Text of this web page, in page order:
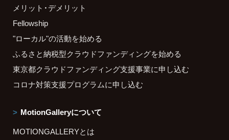
メリット・デメリット
Fellowship
"ローカル"の活動を始める
ふるさと納税型クラウドファンディングを始める
東京都クラウドファンディング支援事業に申し込む
コロナ対策支援プログラムに申し込む
MotionGalleryについて
MOTIONGALLERYとは